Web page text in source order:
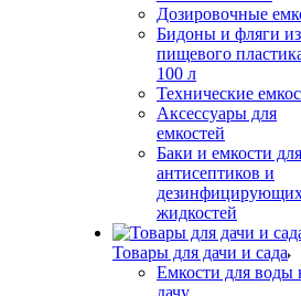
Дозировочные
Бидоны и фляги из
пищевого
100 л
Технические
Аксессуары для
емкостей
Баки и емкости для
антисептиков и
жидкостей
Товары для дачи и сада
Емкости для воды
дачу